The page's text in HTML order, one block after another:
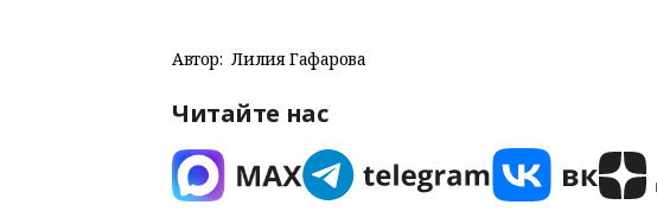
Автор: Лилия Гафарова
Читайте нас